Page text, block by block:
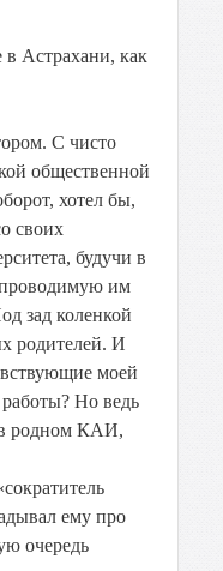
в Астрахани, как
С чисто
общественной
хотел бы,
своих
будучи в
проводимую им
зад коленкой
родителей. И
моей
Но ведь
в родном КАИ,
ему про
очередь